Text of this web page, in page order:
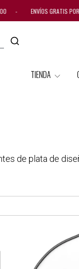
- ENVÍOS GRATIS
TIENDA
de plata de